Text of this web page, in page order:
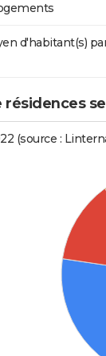
d'habitant(s)
résidences
(source :